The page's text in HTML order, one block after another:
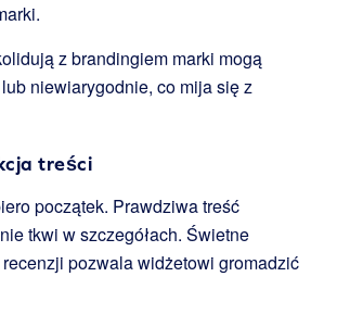
z brandingiem marki mogą
niewiarygodnie, co mija się z
treści
początek. Prawdziwa treść
tkwi w szczegółach. Świetne
pozwala widżetowi gromadzić